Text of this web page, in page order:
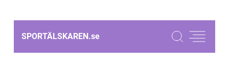
SPORTÄLSKAREN.se